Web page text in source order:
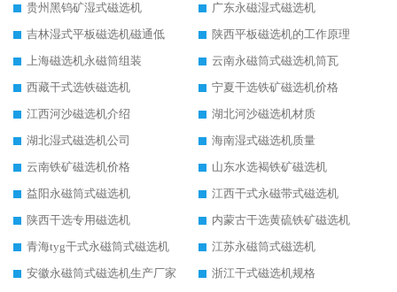
贵州黑钨矿湿式磁选机
广东永磁湿式磁选机
吉林湿式平板磁选机磁通低
陕西平板磁选机的工作原理
上海磁选机永磁筒组装
云南永磁筒式磁选机筒瓦
西藏干式选铁磁选机
宁夏干选铁矿磁选机价格
江西河沙磁选机介绍
湖北河沙磁选机材质
湖北湿式磁选机公司
海南湿式磁选机质量
云南铁矿磁选机价格
山东水选褐铁矿磁选机
益阳永磁筒式磁选机
江西干式永磁带式磁选机
陕西干选专用磁选机
内蒙古干选黄硫铁矿磁选机
青海tyg干式永磁筒式磁选机
江苏永磁筒式磁选机
安徽永磁筒式磁选机生产厂家
浙江干式磁选机规格